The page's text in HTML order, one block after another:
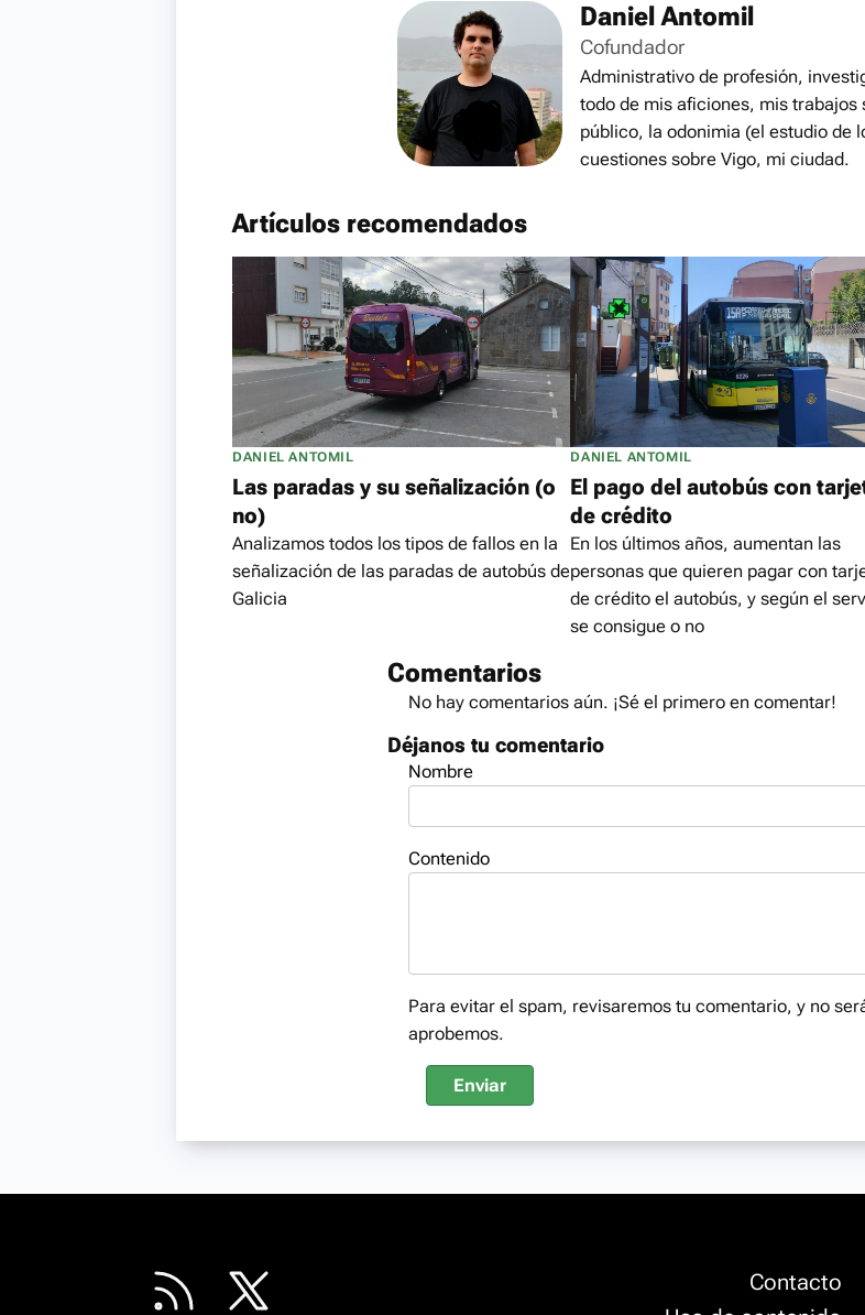
Daniel Antomil
Cofundador
Administrativo de profesión,
todo de mis aficiones, mis
público, la odonimia (el estudio de
cuestiones sobre Vigo, mi ciudad.
Artículos recomendados
DANIEL ANTOMIL
Las paradas y su señalización (o
no)
Analizamos todos los tipos de fallos en la
señalización de las paradas de autobús de
Galicia
DANIEL ANTOMIL
El pago del autobús con
de crédito
En los últimos años, aumentan las
personas que quieren pagar con
de crédito el autobús, y según el
se consigue o no
Comentarios
No hay comentarios aún. ¡Sé el primero en comentar!
Déjanos tu comentario
Nombre
Contenido
Para evitar el spam, revisaremos tu comentario, y no
aprobemos.
Enviar
Contacto